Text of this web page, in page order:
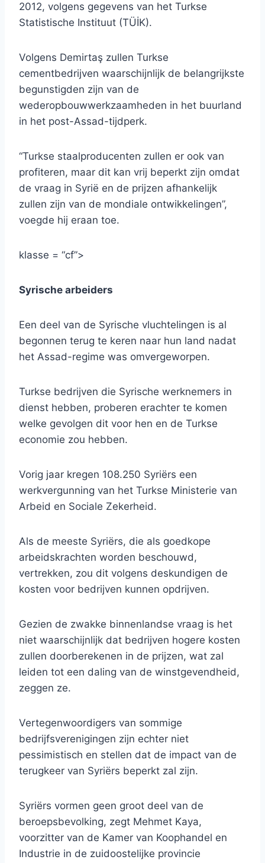
2012, volgens gegevens van het Turkse
Statistische Instituut (TÜİK).
Volgens Demirtaş zullen Turkse
cementbedrijven waarschijnlijk de belangrijkste
begunstigden zijn van de
wederopbouwwerkzaamheden in het buurland
in het post-Assad-tijdperk.
“Turkse staalproducenten zullen er ook van
profiteren, maar dit kan vrij beperkt zijn omdat
de vraag in Syrië en de prijzen afhankelijk
zullen zijn van de mondiale ontwikkelingen”,
voegde hij eraan toe.
klasse = “cf”>
Syrische arbeiders
Een deel van de Syrische vluchtelingen is al
begonnen terug te keren naar hun land nadat
het Assad-regime was omvergeworpen.
Turkse bedrijven die Syrische werknemers in
dienst hebben, proberen erachter te komen
welke gevolgen dit voor hen en de Turkse
economie zou hebben.
Vorig jaar kregen 108.250 Syriërs een
werkvergunning van het Turkse Ministerie van
Arbeid en Sociale Zekerheid.
Als de meeste Syriërs, die als goedkope
arbeidskrachten worden beschouwd,
vertrekken, zou dit volgens deskundigen de
kosten voor bedrijven kunnen opdrijven.
Gezien de zwakke binnenlandse vraag is het
niet waarschijnlijk dat bedrijven hogere kosten
zullen doorberekenen in de prijzen, wat zal
leiden tot een daling van de winstgevendheid,
zeggen ze.
Vertegenwoordigers van sommige
bedrijfsverenigingen zijn echter niet
pessimistisch en stellen dat de impact van de
terugkeer van Syriërs beperkt zal zijn.
Syriërs vormen geen groot deel van de
beroepsbevolking, zegt Mehmet Kaya,
voorzitter van de Kamer van Koophandel en
Industrie in de zuidoostelijke provincie